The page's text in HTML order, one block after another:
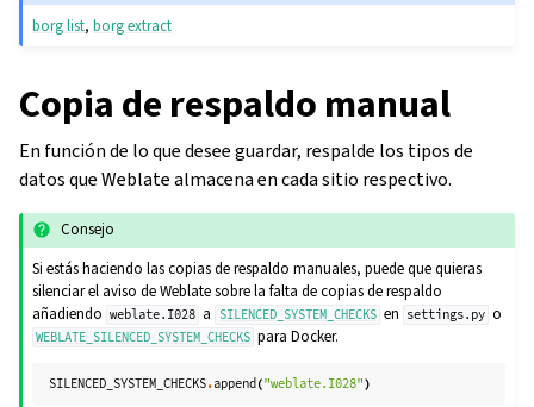
borg list,borg extract
Copia de respaldo manual
En función de lo que desee guardar, respalde los tipos de
datos que Weblate almacena en cada sitio respectivo.
Consejo
Si estás haciendo las copias de respaldo manuales, puede que quieras
silenciar el aviso de Weblate sobre la falta de copias de respaldo
añadiendo weblate.I028 a SILENCED_SYSTEM_CHECKS en settings.py o
WEBLATE_SILENCED_SYSTEM_CHECKS para Docker.
SILENCED_SYSTEM_CHECKS.append ("weblate.I028")